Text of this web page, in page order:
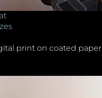
print on coated paper